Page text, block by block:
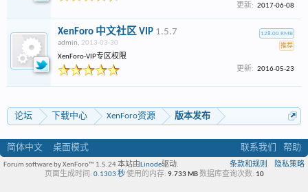
更新: 2017-06-08
128.00 RMB
推荐
XenForo 中文社区 VIP 1.5.7
admin, 2013-03-30
XenForo-VIP专区权限
更新: 2016-05-23
论坛 下载中心 XenForo资源 版本发布
简体中文 桌面模式 联系我们 帮助
条款和规则 隐私策略
Forum software by XenForo™ 1.5.24本站由 Linode驱动.
页面生成时间: 0.1303 秒 使用的内存: 9.733 MB 数据库查询次数: 10